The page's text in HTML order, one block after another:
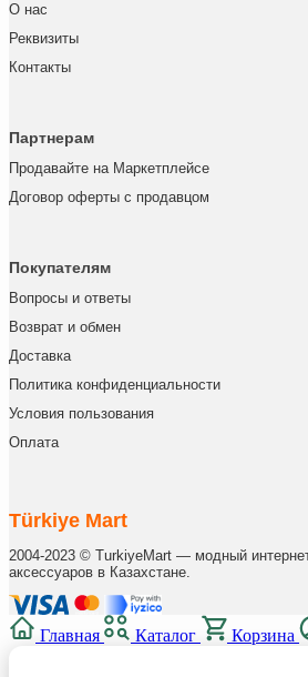
О нас
Реквизиты
Контакты
Партнерам
Продавайте на Маркетплейсе
Договор оферты с продавцом
Покупателям
Вопросы и ответы
Возврат и обмен
Доставка
Политика конфиденциальности
Условия пользования
Оплата
Türkiye Mart
2004-2023 © TurkiyeMart — модный
аксессуаров в Казахстане.
Главная Каталог Корзина